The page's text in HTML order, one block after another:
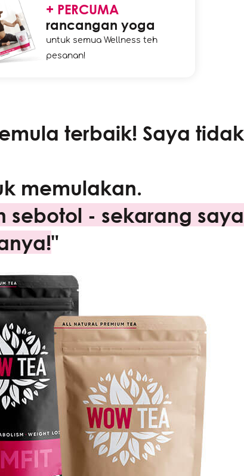
+ PERCUMA
rancangan yoga
untuk semua Wellness teh
pesanan!
terbaik! Saya tidak
memulakan.
sebotol - sekarang saya
"